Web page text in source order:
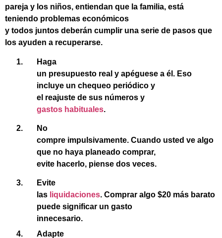
pareja y los niños, entiendan que la familia, está
teniendo problemas económicos
y todos juntos deberán cumplir una serie de pasos que
los ayuden a recuperarse.
Haga
un presupuesto real y apéguese a él. Eso
incluye un chequeo periódico y
el reajuste de sus números y
gastos habituales.
No
compre impulsivamente. Cuando usted ve algo
que no haya planeado comprar,
evite hacerlo, piense dos veces.
Evite
las liquidaciones. Comprar algo $20 más barato
puede significar un gasto
innecesario.
Adapte